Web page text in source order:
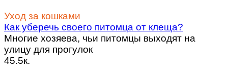
Уход за кошками
Как уберечь своего питомца от клеща?
Многие хозяева, чьи питомцы выходят на
улицу для прогулок
45.5к.